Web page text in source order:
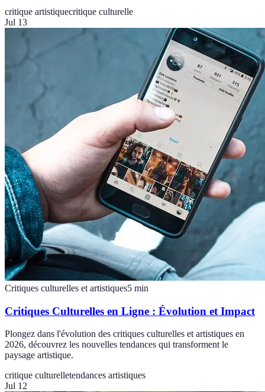
critique artistiquecritique culturelle
Jul 13
Critiques culturelles et artistiques5 min
Critiques Culturelles en Ligne : Évolution et Impact
Plongez dans l'évolution des critiques culturelles et artistiques en
2026, découvrez les nouvelles tendances qui transforment le
paysage artistique.
critique culturelletendances artistiques
Jul 12